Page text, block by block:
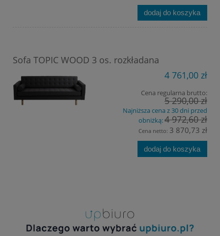
dodaj do koszyka
Sofa TOPIC WOOD 3 os. rozkładana
4 761,00 zł
Cena regularna brutto:
5 290,00 zł
Najniższa cena z 30 dni przed
obniżką:4 972,60 zł
Cena netto: 3 870,73 zł
dodaj do koszyka